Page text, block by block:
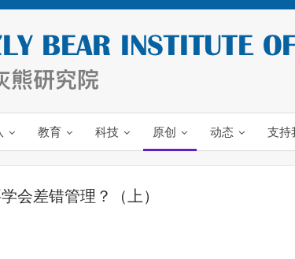
教育 科技 原创 动态 支持
会差错管理？（上）